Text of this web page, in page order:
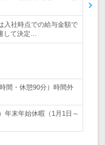
入社時点での給与金額で
して決定…
間・休憩90分）時間外
年末年始休暇（1月1日～